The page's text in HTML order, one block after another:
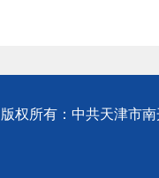
版权所有：中共天津市